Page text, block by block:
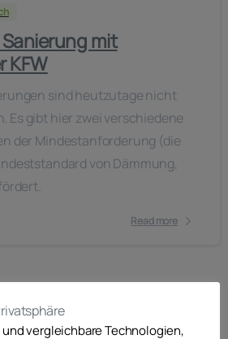
mit
KFW
sind heutzutage nicht
Es gibt hier zwei verschiedene
der Mindestanforderung (die
von Dämmung,
Read more
vergleichbare Technologien,